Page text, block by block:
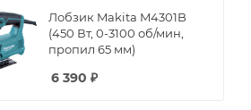
Лобзик Makita M4301B
(450 Вт, 0-3100 об/мин,
пропил 65 мм)
6 390 ₽